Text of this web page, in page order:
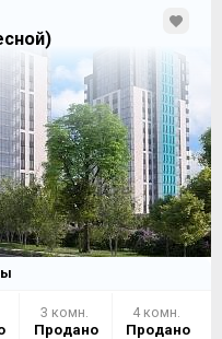
3 комн.
Продано
4 комн.
Продано